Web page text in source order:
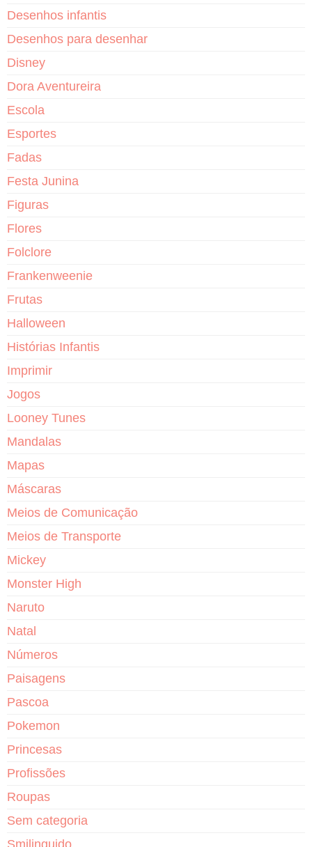
Desenhos infantis
Desenhos para desenhar
Disney
Dora Aventureira
Escola
Esportes
Fadas
Festa Junina
Figuras
Flores
Folclore
Frankenweenie
Frutas
Halloween
Histórias Infantis
Imprimir
Jogos
Looney Tunes
Mandalas
Mapas
Máscaras
Meios de Comunicação
Meios de Transporte
Mickey
Monster High
Naruto
Natal
Números
Paisagens
Pascoa
Pokemon
Princesas
Profissões
Roupas
Sem categoria